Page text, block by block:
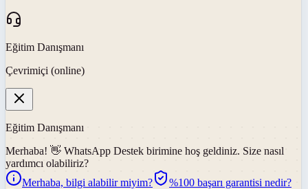
Eğitim Danışmanı
Çevrimiçi (online)
Eğitim Danışmanı
Merhaba! 👋 WhatsApp Destek birimine hoş geldiniz. Size nasıl
yardımcı olabiliriz?
Merhaba, bilgi alabilir miyim?
%100 başarı garantisi nedir?